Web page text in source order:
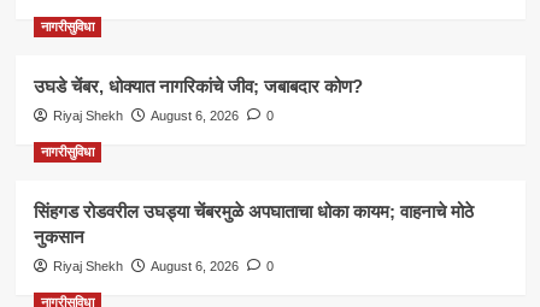
नागरीसुविधा
उघडे चेंबर, धोक्यात नागरिकांचे जीव; जबाबदार कोण?
Riyaj Shekh August 6, 2026 0
नागरीसुविधा
सिंहगड रोडवरील उघड्या चेंबरमुळे अपघाताचा धोका कायम; वाहनाचे मोठे
नुकसान
Riyaj Shekh August 6, 2026 0
नागरीसुविधा